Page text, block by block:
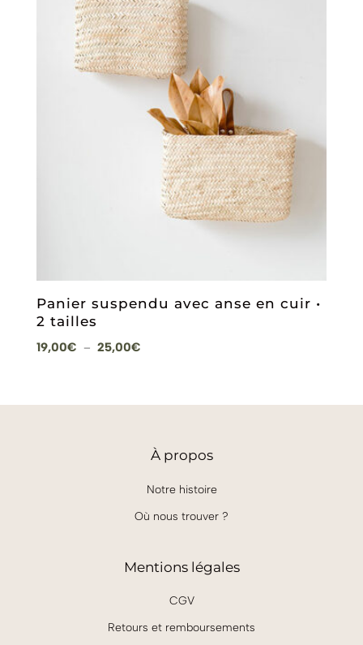
Panier suspendu avec anse en cuir •
2 tailles
19,00€ – 25,00€Plage
19,00€
Àpropos
Notre histoire
Où nous trouver ?
Mentions légales
CGV
Retours et remboursements